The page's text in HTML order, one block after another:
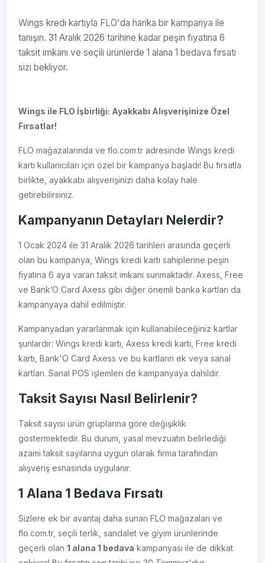
Wings kredi kartıyla FLO'da harika bir kampanya ile
tanışın. 31 Aralık 2026 tarihine kadar peşin fiyatına 6
taksit imkanı ve seçili ürünlerde 1 alana 1 bedava fırsatı
sizi bekliyor.
Wings ile FLO İşbirliği: Ayakkabı Alışverişinize Özel
Fırsatlar!
FLO mağazalarında ve flo.com.tr adresinde Wings kredi
kartı kullanıcıları için özel bir kampanya başladı! Bu fırsatla
birlikte, ayakkabı alışverişinizi daha kolay hale
getirebilirsiniz.
Kampanyanın Detayları Nelerdir?
1 Ocak 2024 ile 31 Aralık 2026 tarihleri arasında geçerli
olan bu kampanya, Wings kredi kartı sahiplerine peşin
fiyatına 6 aya varan taksit imkanı sunmaktadır. Axess, Free
ve Bank’O Card Axess gibi diğer önemli banka kartları da
kampanyaya dahil edilmiştir.
Kampanyadan yararlanmak için kullanabileceğiniz kartlar
şunlardır: Wings kredi kartı, Axess kredi kartı, Free kredi
kartı, Bank'O Card Axess ve bu kartların ek veya sanal
kartları. Sanal POS işlemleri de kampanyaya dahildir.
Taksit Sayısı Nasıl Belirlenir?
Taksit sayısı ürün gruplarına göre değişiklik
göstermektedir. Bu durum, yasal mevzuatın belirlediği
azami taksit sayılarına uygun olarak firma tarafından
alışveriş esnasında uygulanır.
1 Alana 1 Bedava Fırsatı
Sizlere ek bir avantaj daha sunan FLO mağazaları ve
flo.com.tr, seçili terlik, sandalet ve giyim ürünlerinde
geçerli olan1 alana 1 bedava kampanyası ile de dikkat